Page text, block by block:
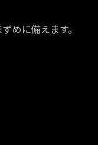
めに備えます。